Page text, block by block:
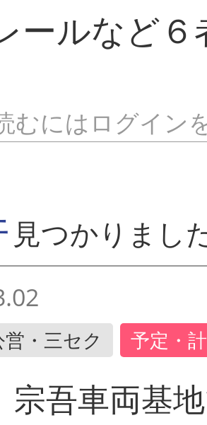
ールなど
むにはログイン
見つかりまし
・三セク 予定・
吾車両基